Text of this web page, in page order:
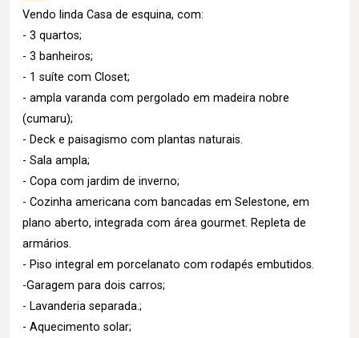
Vendo linda Casa de esquina, com:
- 3 quartos;
- 3 banheiros;
- 1 suíte com Closet;
- ampla varanda com pergolado em madeira nobre
(cumaru);
- Deck e paisagismo com plantas naturais.
- Sala ampla;
- Copa com jardim de inverno;
- Cozinha americana com bancadas em Selestone, em
plano aberto, integrada com área gourmet. Repleta de
armários.
- Piso integral em porcelanato com rodapés embutidos.
-Garagem para dois carros;
- Lavanderia separada.;
- Aquecimento solar;